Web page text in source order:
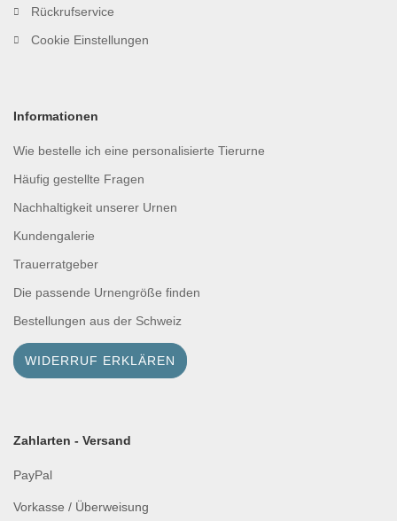
Rückrufservice
Cookie Einstellungen
Informationen
Wie bestelle ich eine personalisierte Tierurne
Häufig gestellte Fragen
Nachhaltigkeit unserer Urnen
Kundengalerie
Trauerratgeber
Die passende Urnengröße finden
Bestellungen aus der Schweiz
WIDERRUF ERKLÄREN
Zahlarten - Versand
PayPal
Vorkasse / Überweisung